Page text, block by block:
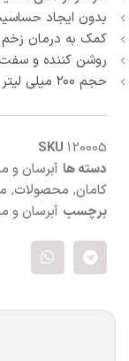
بدون ایجاد
کمک به درمان
روشن کننده و
حجم ۲۰۰ میلی لیتر
SKU 120005
دسته ها آبرسان و
کامان, محصولات,
برچسب آبرسان و